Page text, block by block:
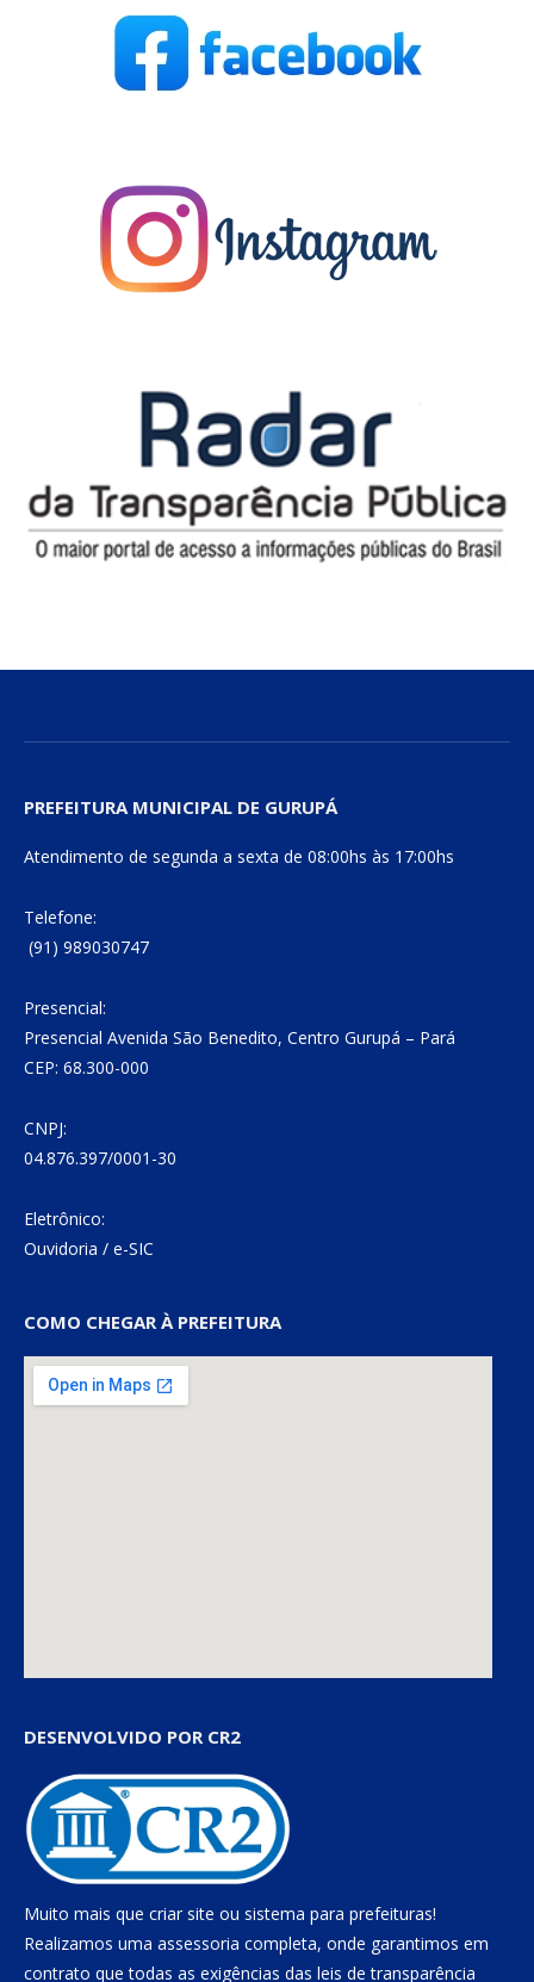
PREFEITURA MUNICIPAL DE GURUPÁ
Atendimento de segunda a sexta de 08:00hs às 17:00hs
Telefone:
(91) 989030747
Presencial:
Presencial Avenida São Benedito, Centro Gurupá – Pará
CEP: 68.300-000
CNPJ:
04.876.397/0001-30
Eletrônico:
Ouvidoria / e-SIC
COMO CHEGAR À PREFEITURA
DESENVOLVIDO POR CR2
Muito mais que criar site ou sistema para prefeituras!
Realizamos uma assessoria completa, onde garantimos em
contrato que todas as exigências das leis de transparência